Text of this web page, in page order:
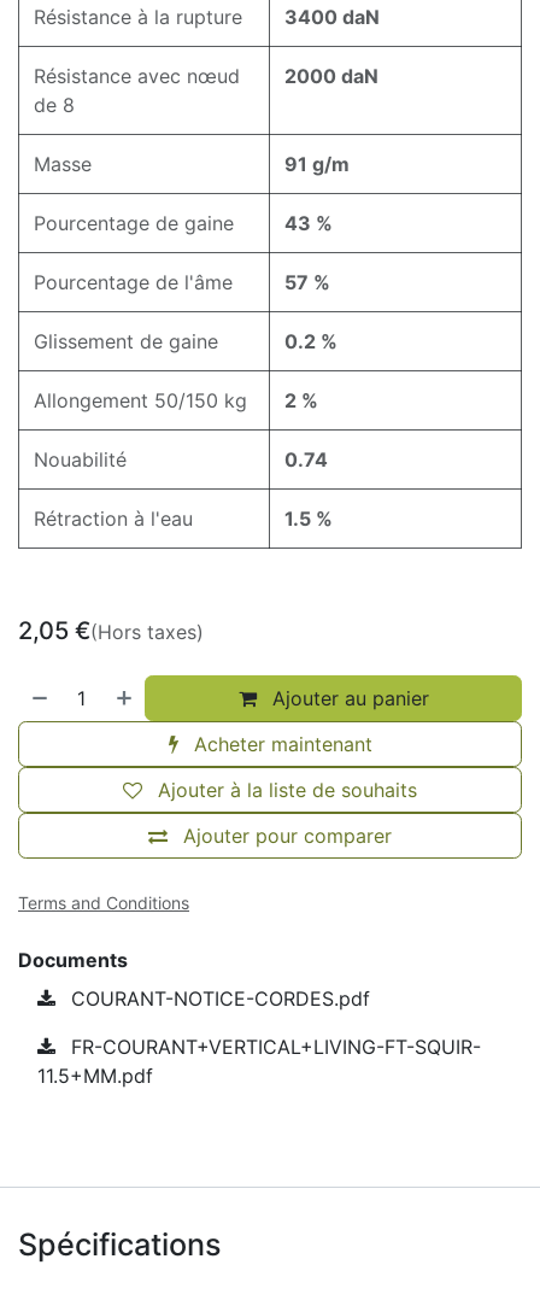
Résistance à la rupture 3400 daN
Résistance avec nœud
de 8
2000 daN
Masse 91 g/m
Pourcentage de gaine 43 %
Pourcentage de l'âme 57 %
Glissement de gaine 0.2 %
Allongement 50/150 kg 2 %
Nouabilité 0.74
Rétraction à l'eau 1.5 %
2,05 €(Hors taxes)
Ajouter au panier
Acheter maintenant
Ajouter pour comparer
Ajouter à la liste de souhaits
Terms and Conditions
Documents
COURANT-NOTICE-CORDES.pdf
FR-COURANT+VERTICAL+LIVING-FT-SQUIR-
11.5+MM.pdf
Spécifications